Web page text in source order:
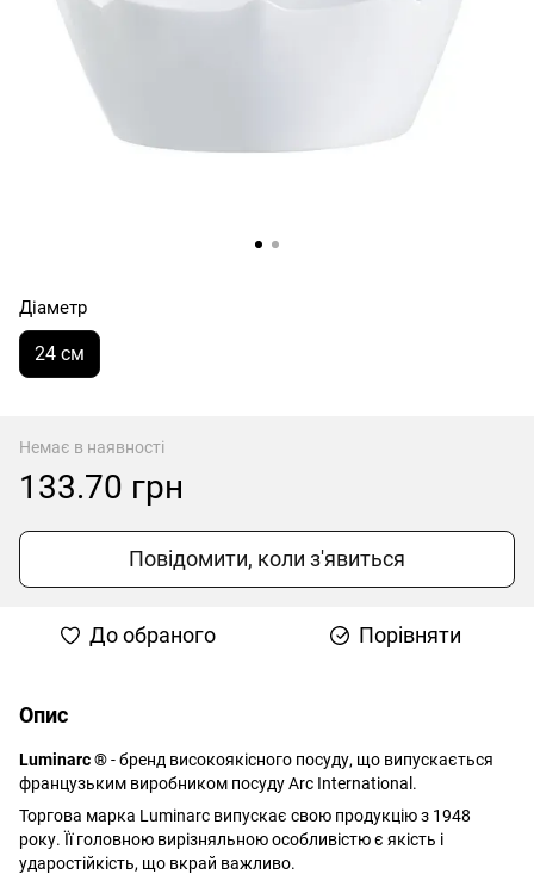
Діаметр
24 см
Немає в наявності
133.70 грн
Повідомити, коли з'явиться
До обраного Порівняти
Опис
Luminarc ®- бренд високоякісного посуду, що випускається
французьким виробником посуду Arc International.
Торгова марка Luminarc випускає свою продукцію з 1948
року. Її головною вирізняльною особливістю є якість і
ударостійкість, що вкрай важливо.